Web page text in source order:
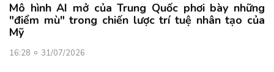
Mô hình AI mở của Trung Quốc phơi bày những
"điểm mù" trong chiến lược trí tuệ nhân tạo của
Mỹ
16:28 31/07/2026